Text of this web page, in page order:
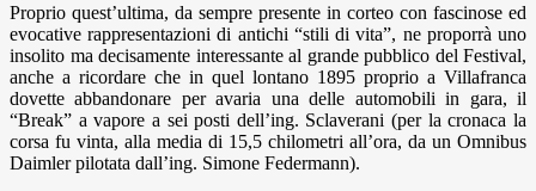
Proprio quest’ultima, da sempre presente in corteo con fascinose ed
evocative rappresentazioni di antichi “stili di vita”, ne proporrà uno
insolito ma decisamente interessante al grande pubblico del Festival,
anche a ricordare che in quel lontano 1895 proprio a Villafranca
dovette abbandonare per avaria una delle automobili in gara, il
“Break” a vapore a sei posti dell’ing. Sclaverani (per la cronaca la
corsa fu vinta, alla media di 15,5 chilometri all’ora, da un Omnibus
Daimler pilotata dall’ing. Simone Federmann).